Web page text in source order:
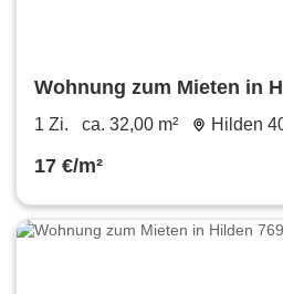
Wohnung zum Mieten in
1 Zi. ca. 32,00 m² Hilden
17 €/m²